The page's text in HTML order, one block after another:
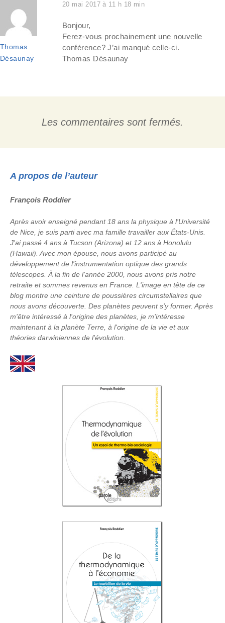
Thomas
Désaunay
20 mai 2017 à 11 h 18 min
Bonjour,
Ferez-vous prochainement une nouvelle
conférence? J’ai manqué celle-ci.
Thomas Désaunay
Les commentaires sont fermés.
A propos de l’auteur
François Roddier
Après avoir enseigné pendant 18 ans la physique à l'Université
de Nice, je suis parti avec ma famille travailler aux États-Unis.
J'ai passé 4 ans à Tucson (Arizona) et 12 ans à Honolulu
(Hawaii). Avec mon épouse, nous avons participé au
développement de l'instrumentation optique des grands
télescopes. À la fin de l'année 2000, nous avons pris notre
retraite et sommes revenus en France. L'image en tête de ce
blog montre une ceinture de poussières circumstellaires que
nous avons découverte. Des planètes peuvent s'y former. Après
m'être intéressé à l'origine des planètes, je m'intéresse
maintenant à la planète Terre, à l'origine de la vie et aux
théories darwiniennes de l'évolution.